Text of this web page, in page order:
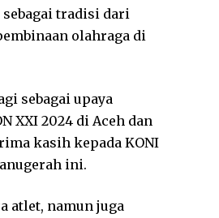
tradisi dari
olahraga di
sebagai upaya
XXI 2024 di Aceh dan
kasih kepada KONI
ini.
atlet, namun juga